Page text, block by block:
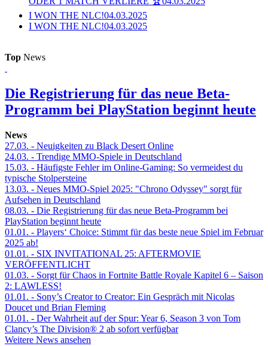
I WON THE NLC!04.03.2025
I WON THE NLC!04.03.2025
Top News
Die Registrierung für das neue Beta-
Programm bei PlayStation beginnt heute
News
27.03. - Neuigkeiten zu Black Desert Online
24.03. - Trendige MMO-Spiele in Deutschland
15.03. - Häufigste Fehler im Online-Gaming: So vermeidest du
typische Stolpersteine
13.03. - Neues MMO-Spiel 2025: "Chrono Odyssey" sorgt für
Aufsehen in Deutschland
08.03. - Die Registrierung für das neue Beta-Programm bei
PlayStation beginnt heute
01.01. - Players‘ Choice: Stimmt für das beste neue Spiel im Februar
2025 ab!
01.01. - SIX INVITATIONAL 25: AFTERMOVIE
VERÖFFENTLICHT
01.03. - Sorgt für Chaos in Fortnite Battle Royale Kapitel 6 – Saison
2: LAWLESS!
01.01. - Sony’s Creator to Creator: Ein Gespräch mit Nicolas
Doucet und Brian Fleming
01.01. - Der Wahrheit auf der Spur: Year 6, Season 3 von Tom
Clancy’s The Division® 2 ab sofort verfügbar
Weitere News ansehen